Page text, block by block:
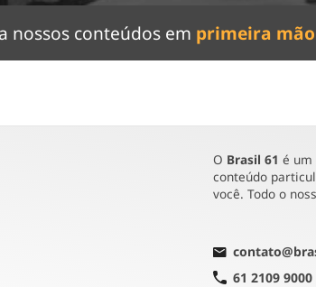
nossos conteúdos em primeira mão
O Brasil 61 é um
conteúdo
você. Todo o
61 2109 9000